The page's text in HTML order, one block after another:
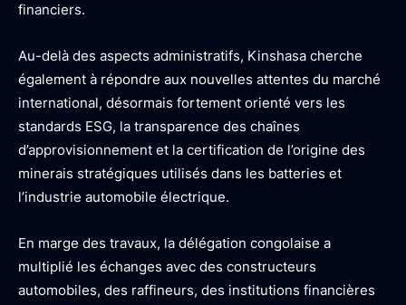
financiers.
Au-delà des aspects administratifs, Kinshasa cherche
également à répondre aux nouvelles attentes du marché
international, désormais fortement orienté vers les
standards ESG, la transparence des chaînes
d’approvisionnement et la certification de l’origine des
minerais stratégiques utilisés dans les batteries et
l’industrie automobile électrique.
En marge des travaux, la délégation congolaise a
multiplié les échanges avec des constructeurs
automobiles, des raffineurs, des institutions financières